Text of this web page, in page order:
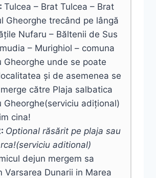
Tulcea – Brat Tulcea – Brat
Gheorghe trecând pe lângă
Nufaru – Băltenii de Sus
– Murighiol – comuna
Gheorghe unde se poate
și de asemenea se
către Plaja salbatica
Gheorghe(serviciu adițional)
cina!
Optional răsărit pe plaja sau
aditional)
dejun mergem sa
Varsarea Dunarii in Marea